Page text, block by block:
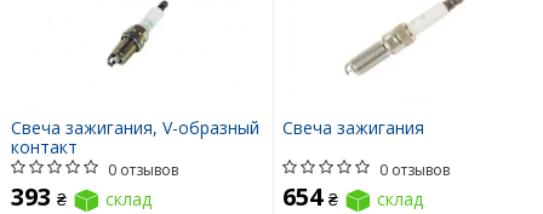
Свеча зажигания, V-образный
контакт
0 отзывов
393 ₴ склад
Свеча зажигания
0 отзывов
654 ₴ склад